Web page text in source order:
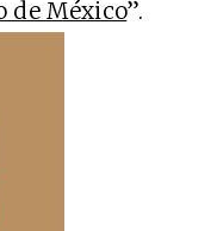
de México”.